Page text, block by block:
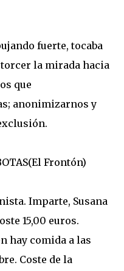
fuerte, tocaba
la mirada hacia
que
anonimizarnos y
Frontón)
Imparte, Susana
15,00 euros.
hay comida a las
Coste de la